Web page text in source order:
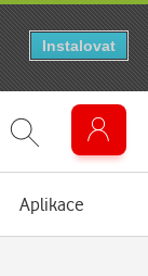
Aplikace
Instalovat